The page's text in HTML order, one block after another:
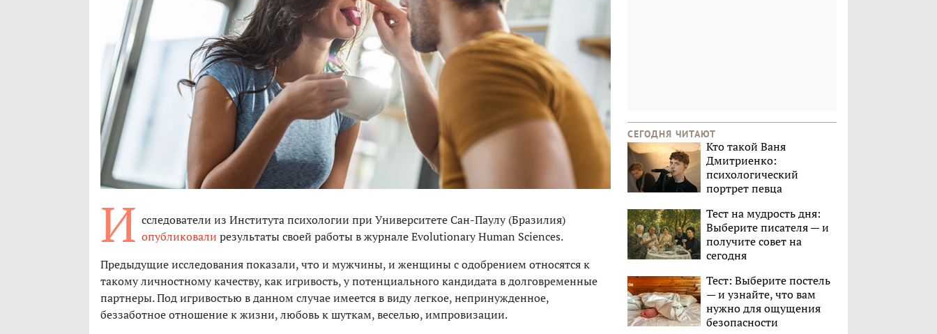
И сследователи из Института психологии при Университете Сан-Паулу (Бразилия)
опубликовали результаты своей работы в журнале Evolutionary Human Sciences.
Предыдущие исследования показали, что и мужчины, и женщины с одобрением относятся к
такому личностному качеству, как игривость, у потенциального кандидата в долговременные
партнеры. Под игривостью в данном случае имеется в виду легкое, непринужденное,
беззаботное отношение к жизни, любовь к шуткам, веселью, импровизации.
СЕГОДНЯ ЧИТАЮТ
Кто такой Ваня
Дмитриенко:
психологический
портрет певца
Тест на мудрость дня:
Выберите писателя — и
получите совет на
сегодня
Тест: Выберите постель
— и узнайте, что вам
нужно для ощущения
безопасности